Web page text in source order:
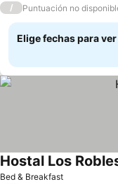
/ Puntuación no
Elige fechas para
Bed & Breakfast
Hostal Los